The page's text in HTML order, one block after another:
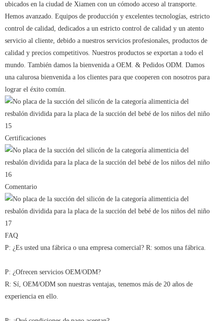
ubicados en la ciudad de Xiamen con un cómodo acceso al transporte.
Hemos avanzado. Equipos de producción y excelentes tecnologías, estricto
control de calidad, dedicados a un estricto control de calidad y un atento
servicio al cliente, debido a nuestros servicios profesionales, productos de
calidad y precios competitivos. Nuestros productos se exportan a todo el
mundo. También damos la bienvenida a OEM. & Pedidos ODM. Damos
una calurosa bienvenida a los clientes para que cooperen con nosotros para
lograr el éxito común.
Certificaciones
Comentario
FAQ
P: ¿Es usted una fábrica o una empresa comercial? R: somos una fábrica.
P: ¿Ofrecen servicios OEM/ODM?
R: Sí, OEM/ODM son nuestras ventajas, tenemos más de 20 años de
experiencia en ello.